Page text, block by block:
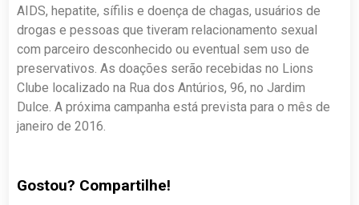
AIDS, hepatite, sífilis e doença de chagas, usuários de
drogas e pessoas que tiveram relacionamento sexual
com parceiro desconhecido ou eventual sem uso de
preservativos. As doações serão recebidas no Lions
Clube localizado na Rua dos Antúrios, 96, no Jardim
Dulce. A próxima campanha está prevista para o mês de
janeiro de 2016.
Gostou? Compartilhe!